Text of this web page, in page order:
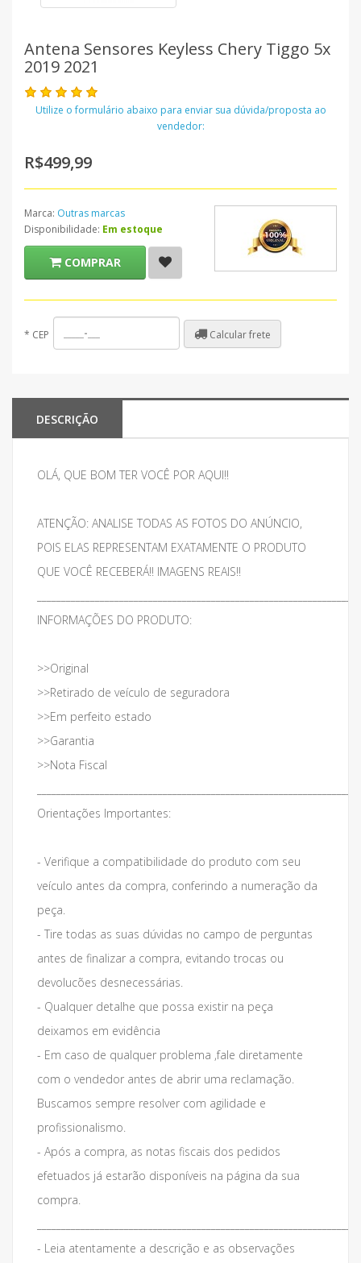
Antena Sensores Keyless Chery Tiggo 5x
2019 2021
Utilize o formulário abaixo para enviar sua dúvida/proposta ao
vendedor:
R$499,99
Marca: Outras marcas
Disponibilidade: Em estoque
COMPRAR
* CEP Calcular frete
DESCRIÇÃO
OLÁ, QUE BOM TER VOCÊ POR AQUI!!
ATENÇÃO: ANALISE TODAS AS FOTOS DO ANÚNCIO,
POIS ELAS REPRESENTAM EXATAMENTE O PRODUTO
QUE VOCÊ RECEBERÁ!! IMAGENS REAIS!!
INFORMAÇÕES DO PRODUTO:
>>Original
>>Retirado de veículo de seguradora
>>Em perfeito estado
>>Garantia
>>Nota Fiscal
Orientações Importantes:
- Verifique a compatibilidade do produto com seu
veículo antes da compra, conferindo a numeração da
peça.
- Tire todas as suas dúvidas no campo de perguntas
antes de finalizar a compra, evitando trocas ou
devolucões desnecessárias.
- Qualquer detalhe que possa existir na peça
deixamos em evidência
- Em caso de qualquer problema ,fale diretamente
com o vendedor antes de abrir uma reclamação.
Buscamos sempre resolver com agilidade e
profissionalismo.
- Após a compra, as notas fiscais dos pedidos
efetuados já estarão disponíveis na página da sua
compra.
- Leia atentamente a descrição e as observações